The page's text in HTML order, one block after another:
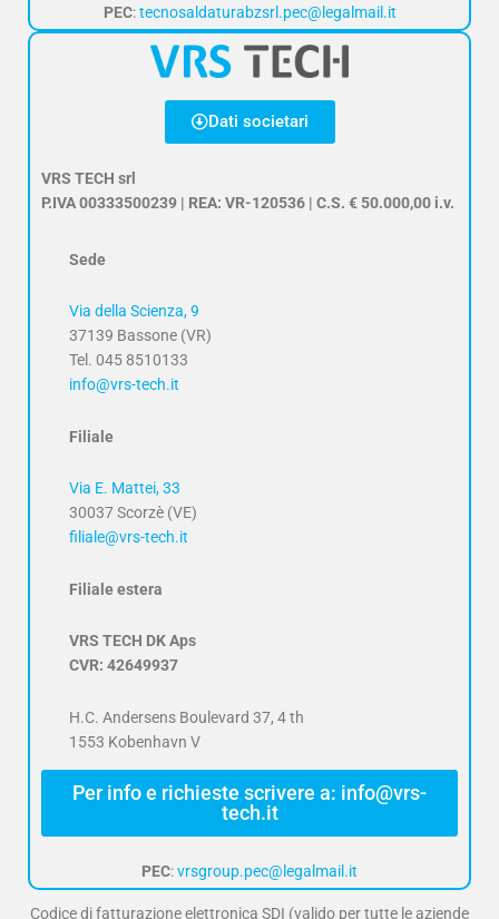
PEC:tecnosaldaturabzsrl.pec@legalmail.it
Dati societari
VRS TECH srl
P.IVA 00333500239 | REA: VR-120536 | C.S. € 50.000,00 i.v.
Sede
Via della Scienza, 9
37139 Bassone (VR)
Tel. 045 8510133
info@vrs-tech.it
Filiale
Via E. Mattei, 33
30037 Scorzè (VE)
filiale@vrs-tech.it
Filiale estera
VRS TECH DK Aps
CVR: 42649937
H.C. Andersens Boulevard 37, 4 th
1553 Kobenhavn V
Per info e richieste scrivere a: info@vrs-
tech.it
PEC:vrsgroup.pec@legalmail.it
Codice di fatturazione elettronica SDI (valido per tutte le aziende